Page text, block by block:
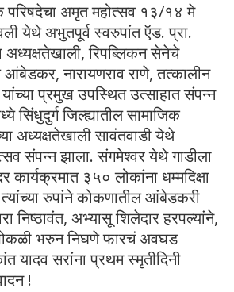
परिषदेचा अमृत महोत्सव १३/१४ मे
येथे अभुतपूर्व स्वरुपांत ऍड. प्रा.
अध्यक्षतेखाली, रिपब्लिकन सेनेचे
नारायणराव राणे, तत्कालीन
प्रमुख उपस्थित उत्साहात संपन्न
सिंधुदुर्ग जिल्ह्यातील सामाजिक
अध्यक्षतेखाली सावंतवाडी येथे
संपन्न झाला. संगमेश्वर येथे गाडीला
३५० लोकांना धम्मदिक्षा
रुपांने कोकणातील आंबेडकरी
निष्ठावंत, अभ्यासू शिलेदार हरपल्यांने,
भरुन निघणे फारचं अवघड
यादव सरांना प्रथम स्मृतीदिनी
!